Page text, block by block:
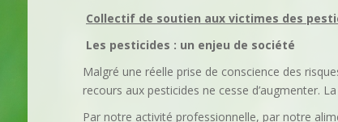
Collectif de soutien aux victimes des
Les pesticides : un enjeu de société
Malgré une réelle prise de conscience des
recours aux pesticides ne cesse d’augmenter.
Par notre activité professionnelle, par notre